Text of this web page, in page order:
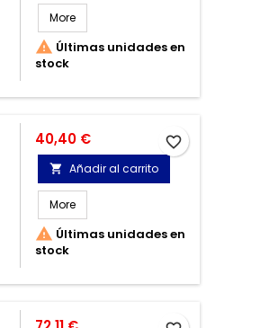
More
 Últimas unidades en
stock
Precio
40,40 €
 Añadir al carrito
More
 Últimas unidades en
stock
favorite_border